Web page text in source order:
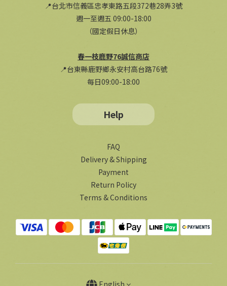
📍台北市信義區忠孝東路五段372巷28弄3號
週一至週五 09:00-18:00
（國定假日休息）
春一枝鹿野76誠信商店
📍台東縣鹿野鄉永安村高台路76號
每日09:00-18:00
Help
FAQ
Delivery & Shipping
Payment
Return Policy
Terms & Conditions